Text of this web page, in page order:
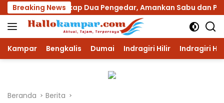
Langsung
ke
konten
Breaking News
Tangkap Dua Pengedar, Amankan Sabu dan Pil Ekstasi
Kampar Bengkalis Dumai Indragiri Hilir Indragiri
Beranda Berita